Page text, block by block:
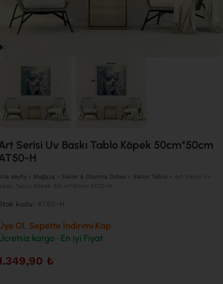
Serisi Uv Baskı Tablo Köpek 50cm*50cm
H
sayfa » Mağaza » Salon & Oturma Odası » Salon Tablo » Art Serisi Uv
Tablo Köpek 50cm*50cm AT50-H
kodu: AT50-H
Ol, Sepette İndirimi Kap
kargo • En iyi Fiyat
₺